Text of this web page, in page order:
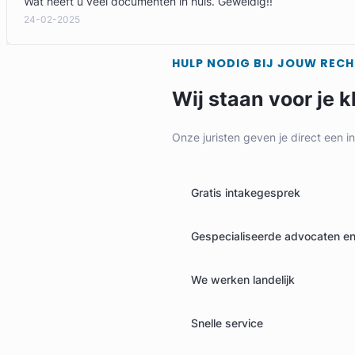
24-02-2025
HULP NODIG BIJ JOUW
Wij staan voor je
Onze juristen geven je direct een
Gratis intakegesprek
Gespecialiseerde advocaten
We werken landelijk
Snelle service